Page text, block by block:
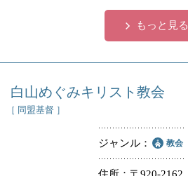
もっと見る
白山めぐみキリスト教会
［ 同盟基督 ］
ジャンル 教会